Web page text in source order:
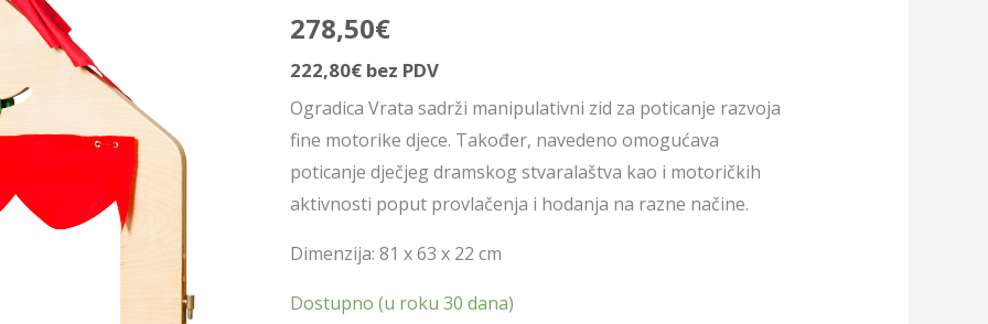
278,50€
222,80€ bez PDV
Ogradica Vrata sadrži manipulativni zid za poticanje razvoja
fine motorike djece. Također, navedeno omogućava
poticanje dječjeg dramskog stvaralaštva kao i motoričkih
aktivnosti poput provlačenja i hodanja na razne načine.
Dimenzija: 81 x 63 x 22 cm
Dostupno (u roku 30 dana)